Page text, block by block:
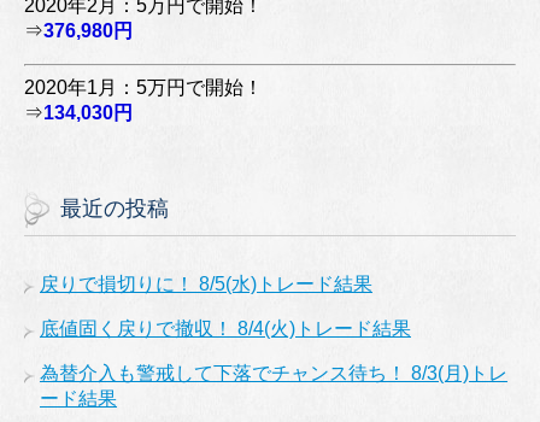
2020年2月：5万円で開始！
⇒376,980円
2020年1月：5万円で開始！
⇒134,030円
最近の投稿
戻りで損切りに！ 8/5(水)トレード結果
底値固く戻りで撤収！ 8/4(火)トレード結果
為替介入も警戒して下落でチャンス待ち！ 8/3(月)トレ
ード結果